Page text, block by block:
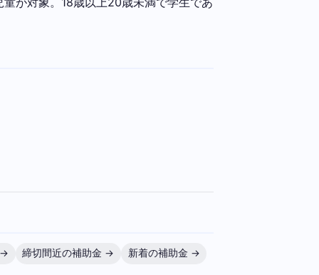
→ 締切間近の補助金 → 新着の補助金 →